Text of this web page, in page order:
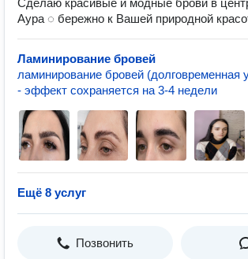
Сделаю красивые и модные брови в
Аура ◌ бережно к Вашей природной
Ламинирование бровей
ламинирование бровей (долговременная
- эффект сохраняется на 3-4 недели
Ещё 8 услуг
Позвонить